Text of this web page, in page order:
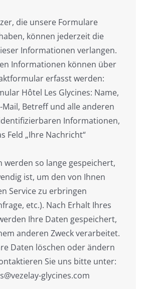
die unsere Formulare
können jederzeit die
Informationen verlangen.
Informationen können über
erfasst werden:
Hôtel Les Glycines: Name,
Mail, Betreff und alle anderen
Informationen,
Feld „Ihre Nachricht“
werden so lange gespeichert,
ist, um den von Ihnen
Service zu erbringen
etc.). Nach Erhalt Ihres
Ihre Daten gespeichert,
anderen Zweck verarbeitet.
Daten löschen oder ändern
Sie uns bitte unter:
glycines.com